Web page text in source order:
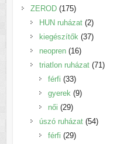
termék
ZEROD 175175
termék
HUN ruházat 22
termék
kiegészítők 3737
neopren 1616
termék
triatlon ruházat 7171
férfi 3333
termék
gyerek 99
női 2929
termék
úszó ruházat 5454
férfi 2929